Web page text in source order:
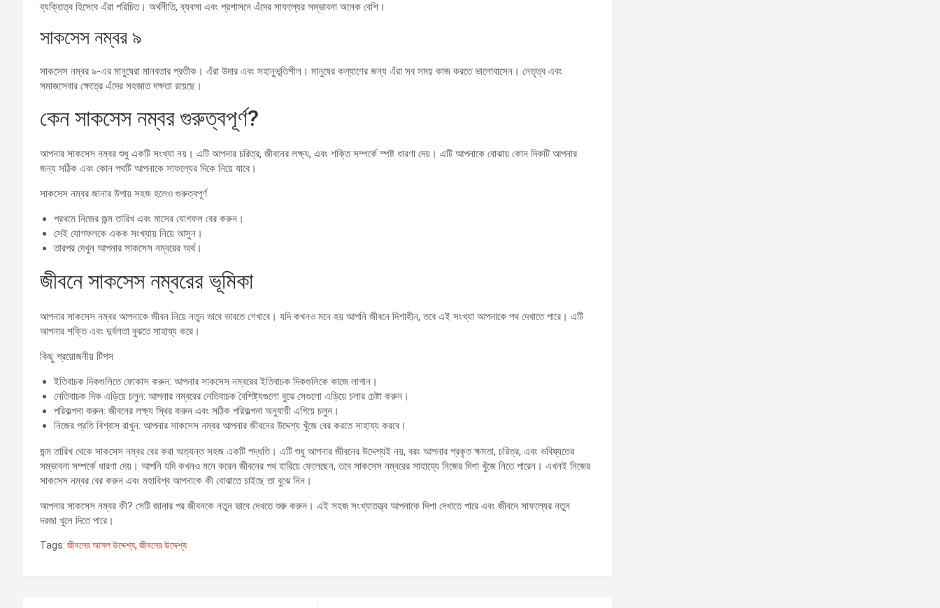
ব্যক্তিত্ব হিসেবে এঁরা পরিচিত। অর্থনীতি, ব্যবসা এবং প্রশাসনে এঁদের সাফল্যের সম্ভাবনা অনেক বেশি।
সাকসেস নম্বর ৯
সাকসেস নম্বর ৯-এর মানুষেরা মানবতার প্রতীক। এঁরা উদার এবং সহানুভূতিশীল। মানুষের কল্যাণের জন্য এঁরা সব সময় কাজ করতে ভালোবাসেন। নেতৃত্ব এবং
সমাজসেবার ক্ষেত্রে এঁদের সহজাত দক্ষতা রয়েছে।
কেন সাকসেস নম্বর গুরুত্বপূর্ণ?
আপনার সাকসেস নম্বর শুধু একটি সংখ্যা নয়। এটি আপনার চরিত্র, জীবনের লক্ষ্য, এবং শক্তি সম্পর্কে স্পষ্ট ধারণা দেয়। এটি আপনাকে বোঝায় কোন দিকটি আপনার
জন্য সঠিক এবং কোন পথটি আপনাকে সাফল্যের দিকে নিয়ে যাবে।
সাকসেস নম্বর জানার উপায় সহজ হলেও গুরুত্বপূর্ণ
প্রথমে নিজের জন্ম তারিখ এবং মাসের যোগফল বের করুন।
সেই যোগফলকে একক সংখ্যায় নিয়ে আসুন।
তারপর দেখুন আপনার সাকসেস নম্বরের অর্থ।
জীবনে সাকসেস নম্বরের ভূমিকা
আপনার সাকসেস নম্বর আপনাকে জীবন নিয়ে নতুন ভাবে ভাবতে শেখাবে। যদি কখনও মনে হয় আপনি জীবনে দিশাহীন, তবে এই সংখ্যা আপনাকে পথ দেখাতে পারে। এটি
আপনার শক্তি এবং দুর্বলতা বুঝতে সাহায্য করে।
কিছু প্রয়োজনীয় টিপস
ইতিবাচক দিকগুলিতে ফোকাস করুন: আপনার সাকসেস নম্বরের ইতিবাচক দিকগুলিকে কাজে লাগান।
নেতিবাচক দিক এড়িয়ে চলুন: আপনার নম্বরের নেতিবাচক বৈশিষ্ট্যগুলো বুঝে সেগুলো এড়িয়ে চলার চেষ্টা করুন।
পরিকল্পনা করুন: জীবনের লক্ষ্য স্থির করুন এবং সঠিক পরিকল্পনা অনুযায়ী এগিয়ে চলুন।
নিজের প্রতি বিশ্বাস রাখুন: আপনার সাকসেস নম্বর আপনার জীবনের উদ্দেশ্য খুঁজে বের করতে সাহায্য করবে।
জন্ম তারিখ থেকে সাকসেস নম্বর বের করা অত্যন্ত সহজ একটি পদ্ধতি। এটি শুধু আপনার জীবনের উদ্দেশ্যই নয়, বরং আপনার প্রকৃত ক্ষমতা, চরিত্র, এবং ভবিষ্যতের
সম্ভাবনা সম্পর্কে ধারণা দেয়। আপনি যদি কখনও মনে করেন জীবনের পথ হারিয়ে ফেলেছেন, তবে সাকসেস নম্বরের সাহায্যে নিজের দিশা খুঁজে নিতে পারেন। এখনই নিজের
সাকসেস নম্বর বের করুন এবং মহাবিশ্ব আপনাকে কী বোঝাতে চাইছে তা বুঝে নিন।
আপনার সাকসেস নম্বর কী? সেটি জানার পর জীবনকে নতুন ভাবে দেখতে শুরু করুন। এই সহজ সংখ্যাতত্ত্ব আপনাকে দিশা দেখাতে পারে এবং জীবনে সাফল্যের নতুন
দরজা খুলে দিতে পারে।
Tags: জীবনের আসল উদ্দেশ্য, জীবনের উদ্দেশ্য